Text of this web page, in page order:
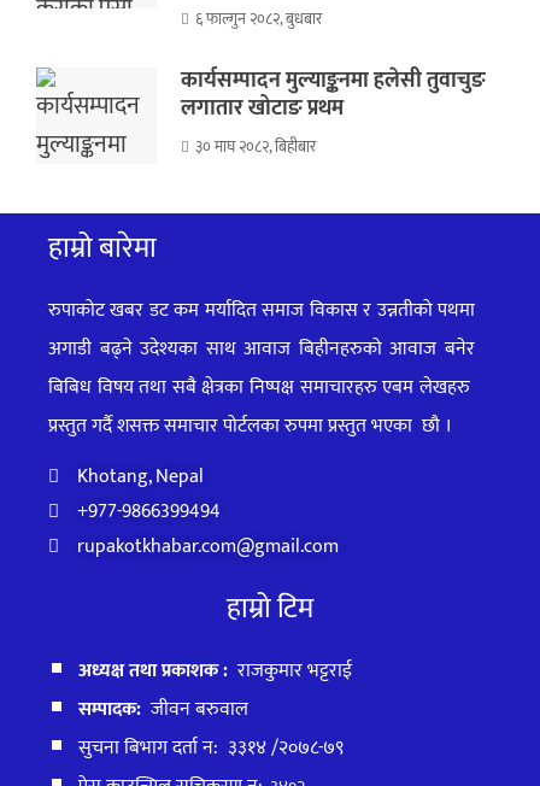
६ फाल्गुन २०८२, बुधबार
कार्यसम्पादन मुल्याङ्कनमा हलेसी तुवाचुङ
लगातार खोटाङ प्रथम
३० माघ २०८२, बिहीबार
हाम्रो बारेमा
रुपाकोट खबर डट कम मर्यादित समाज विकास र उन्नतीको पथमा
अगाडी बढ्ने उदेश्यका साथ आवाज बिहीनहरुको आवाज बनेर
बिबिध विषय तथा सबै क्षेत्रका निष्पक्ष समाचारहरु एबम लेखहरु
प्रस्तुत गर्दै शसक्त समाचार पोर्टलका रुपमा प्रस्तुतभएका छौ ।
Khotang, Nepal
+977-9866399494
rupakotkhabar.com@gmail.com
हाम्रो टिम
अध्यक्ष तथा प्रकाशक : राजकुमार भट्टराई
सम्पादक:जीवन बरुवाल
सुचना बिभाग दर्ता न: ३३१४ /२०७८-७९